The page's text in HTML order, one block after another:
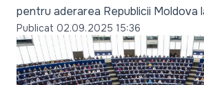
pentru aderarea Republicii Moldova
Publicat 02.09.2025 15:36